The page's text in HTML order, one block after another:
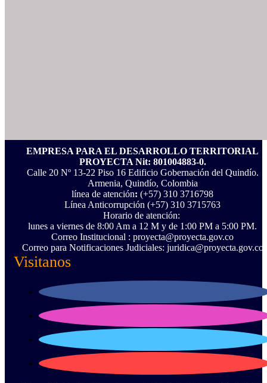
EMPRESA PARA EL DESARROLLO TERRITORIAL
PROYECTA Nit: 801004883-0.
Calle 20 Nº 13-22 Piso 16 Edificio Gobernación del Quindío.
Armenia, Quindío, Colombia
línea de atención: (+57) 310 3716798
Línea Anticorrupción ‪(+57) 310 3715763‬
Horario de atención:
lunes a viernes de 8:00 Am a 12 M y de 1:00 PM a 5:00 PM.
Correo Institucional : proyecta@proyecta.gov.co
Correo para Notificaciones Judiciales: juridica@proyecta.gov.co
Visitanos